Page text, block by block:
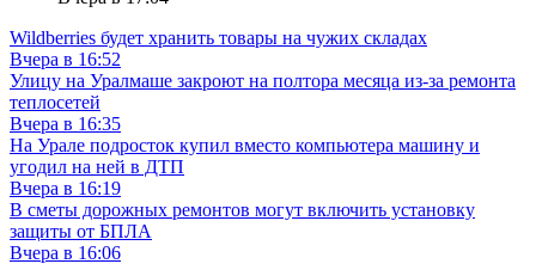
Wildberries будет хранить товары на чужих складах
Вчера в 16:52
Улицу на Уралмаше закроют на полтора месяца из-за ремонта
теплосетей
Вчера в 16:35
На Урале подросток купил вместо компьютера машину и
угодил на ней в ДТП
Вчера в 16:19
В сметы дорожных ремонтов могут включить установку
защиты от БПЛА
Вчера в 16:06